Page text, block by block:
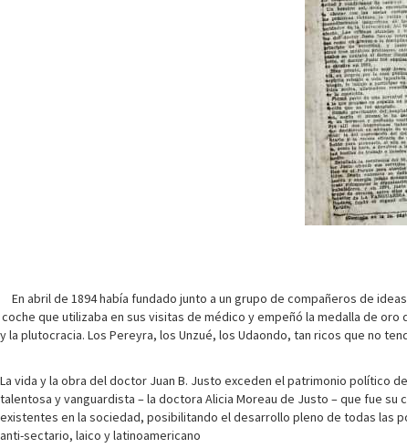
En abril de 1894 había fundado junto a un grupo de compañeros de
coche que utilizaba en sus visitas de médico y empeñó la medalla de
y la plutocracia. Los Pereyra, los Unzué, los Udaondo, tan ricos que no
La vida y la obra del doctor Juan B. Justo exceden el patrimonio político
talentosa y vanguardista – la doctora Alicia Moreau de Justo – que fue
existentes en la sociedad, posibilitando el desarrollo pleno de todas las
anti-sectario, laico y latinoamericano